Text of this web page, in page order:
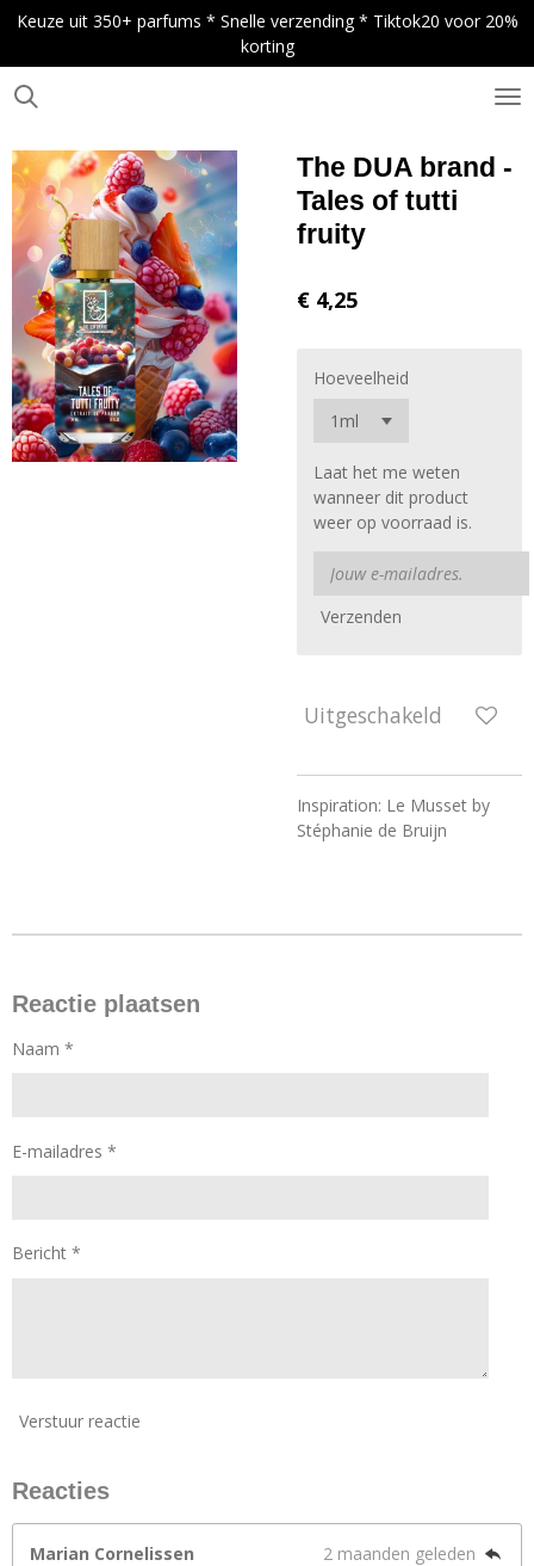
Ga
naar
de
Keuze uit 350+ parfums * Snelle verzending * Tiktok20 voor 20%
korting
The DUA brand -
Tales of tutti
fruity
€ 4,25
Hoeveelheid
Laat het me weten
wanneer dit product
weer op voorraad is.
Verzenden
Uitgeschakeld
Inspiration: Le Musset by
Stéphanie de Bruijn
Reactie plaatsen
Naam *
E-mailadres *
Bericht *
Verstuur reactie
Reacties
Marian Cornelissen
2 maanden geleden